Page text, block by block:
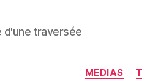
d'une traversée
MEDIAS